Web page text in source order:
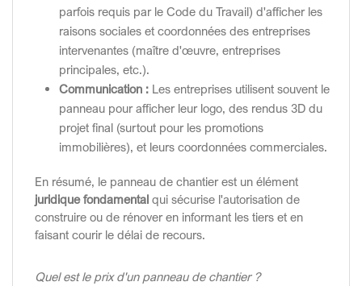
parfois requis par le Code du Travail) d'afficher les
raisons sociales et coordonnées des entreprises
intervenantes (maître d'œuvre, entreprises
principales, etc.).
Communication : Les entreprises utilisent souvent le
panneau pour afficher leur logo, des rendus 3D du
projet final (surtout pour les promotions
immobilières), et leurs coordonnées commerciales.
En résumé, le panneau de chantier est un élément
juridique fondamental qui sécurise l'autorisation de
construire ou de rénover en informant les tiers et en
faisant courir le délai de recours.
Quel est le prix d'un panneau de chantier ?